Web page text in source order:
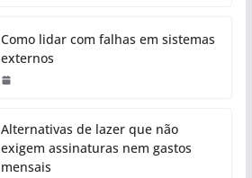
Como lidar com falhas em sistemas
externos
Alternativas de lazer que não
exigem assinaturas nem gastos
mensais